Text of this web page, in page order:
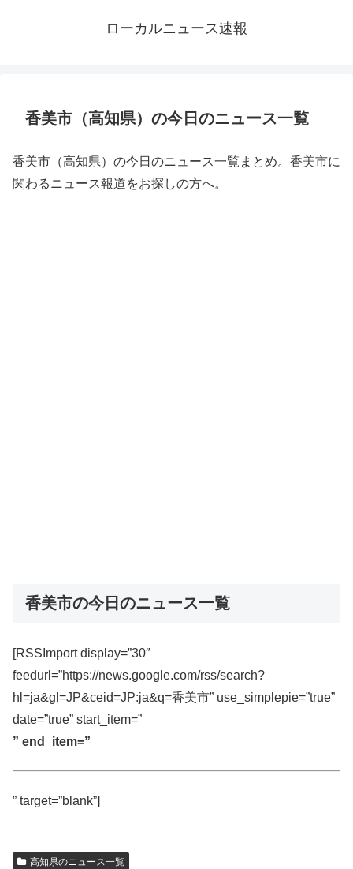
ローカルニュース速報
香美市（高知県）の今日のニュース一覧
香美市（高知県）の今日のニュース一覧まとめ。香美市に
関わるニュース報道をお探しの方へ。
香美市の今日のニュース一覧
[RSSImport display=”30″
feedurl=”https://news.google.com/rss/search?
hl=ja&gl=JP&ceid=JP:ja&q=香美市” use_simplepie=”true”
date=”true” start_item=”
” end_item=”
” target=”blank”]
高知県のニュース一覧